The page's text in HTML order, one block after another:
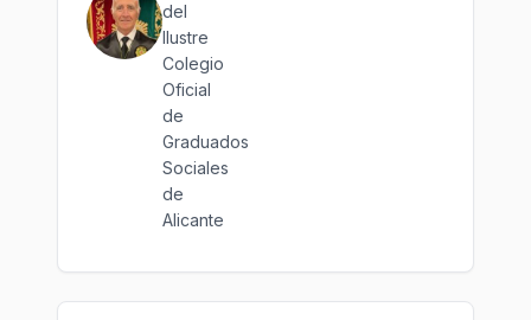
del
Ilustre
Colegio
Oficial
de
Graduados
Sociales
de
Alicante